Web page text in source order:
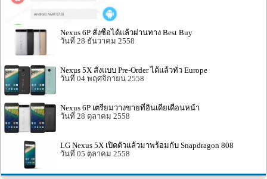
Nexus 6P สั่งซื้อได้แล้วผ่านทาง Best Buy
28 ธันวาคม 2558
Nexus 5X สั่งแบบ Pre-Order ได้แล้วทั่ว Europe
04 พฤศจิกายน 2558
Nexus 6P เตรียมวางขายที่อินเดียเดือนหน้า
28 ตุลาคม 2558
LG Nexus 5X เปิดตัวแล้วมาพร้อมกับ Snapdragon 808
05 ตุลาคม 2558